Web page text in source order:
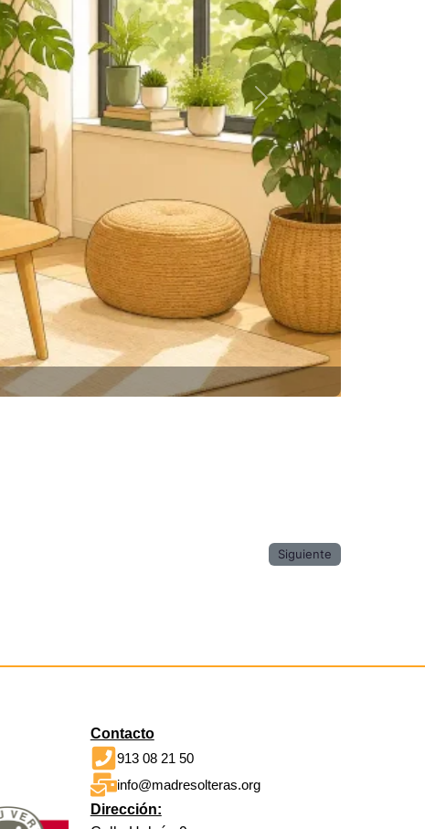
Siguiente
Siguiente
Contacto
913 08 21 50
info@madresolteras.org
Dirección: